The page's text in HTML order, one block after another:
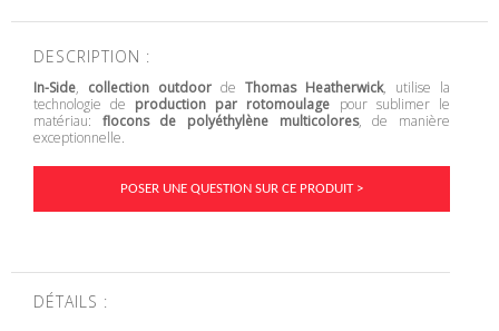
DESCRIPTION :
In-Side, collection outdoorde Thomas Heatherwick, utilise la
technologie de production par rotomoulage pour sublimer le
matériau: flocons de polyéthylène multicolores, de manière
exceptionnelle.
POSER UNE QUESTION SUR CE PRODUIT >
DÉTAILS :